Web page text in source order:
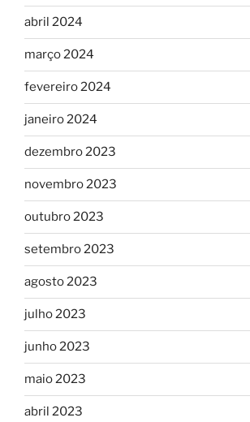
abril 2024
março 2024
fevereiro 2024
janeiro 2024
dezembro 2023
novembro 2023
outubro 2023
setembro 2023
agosto 2023
julho 2023
junho 2023
maio 2023
abril 2023